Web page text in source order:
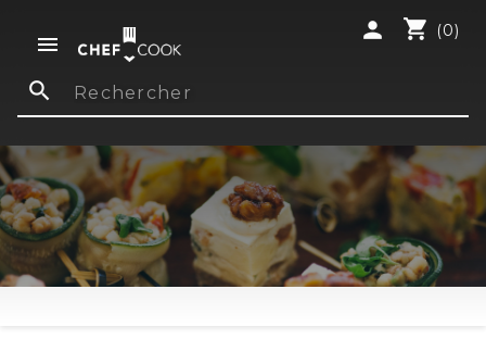

shopping_cart (0)
person
search